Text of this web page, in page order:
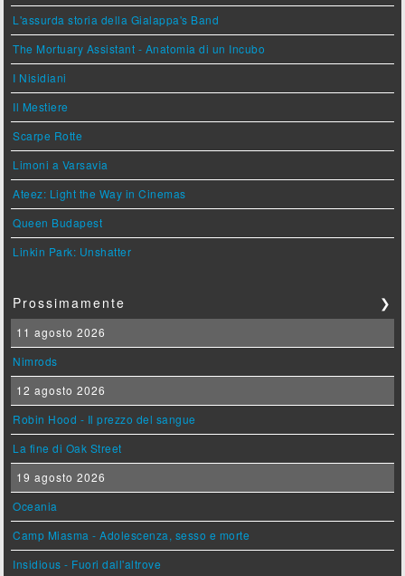
L'assurda storia della Gialappa's Band
The Mortuary Assistant - Anatomia di un Incubo
I Nisidiani
Il Mestiere
Scarpe Rotte
Limoni a Varsavia
Ateez: Light the Way in Cinemas
Queen Budapest
Linkin Park: Unshatter
Prossimamente ❯
11 agosto 2026
Nimrods
12 agosto 2026
Robin Hood - Il prezzo del sangue
La fine di Oak Street
19 agosto 2026
Oceania
Camp Miasma - Adolescenza, sesso e morte
Insidious - Fuori dall'altrove